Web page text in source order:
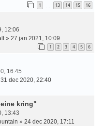
1 … 13 14 15 16
12:06
» 27 jan 2021, 10:09
1 2 3 4 5 6
16:45
31 dec 2020, 22:40
kring"
13:43
» 24 dec 2020, 17:11